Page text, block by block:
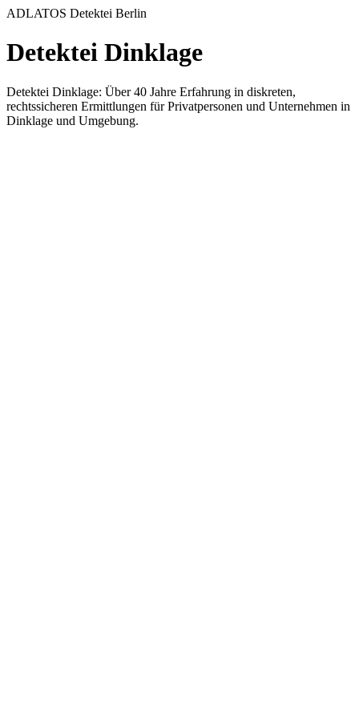
ADLATOS Detektei Berlin
Detektei Dinklage
Detektei Dinklage: Über 40 Jahre Erfahrung in diskreten,
rechtssicheren Ermittlungen für Privatpersonen und Unternehmen in
Dinklage und Umgebung.